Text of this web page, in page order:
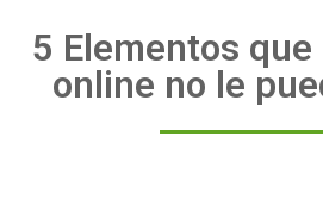
5 Elementos
online no le